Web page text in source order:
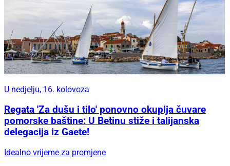
U nedjelju, 16. kolovoza
Regata 'Za dušu i tilo' ponovno okuplja čuvare
pomorske baštine: U Betinu stiže i talijanska
delegacija iz Gaete!
Idealno vrijeme za promjene